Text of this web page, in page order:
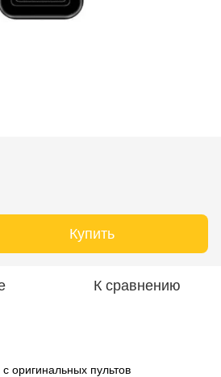
Купить
К сравнению
оригинальных пультов